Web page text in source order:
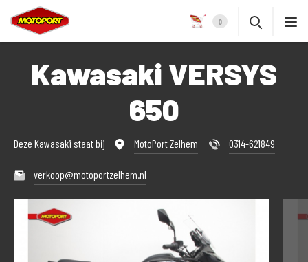
0
Kawasaki VERSYS
650
Deze Kawasaki staat bij MotoPort Zelhem 0314-621849
verkoop@motoportzelhem.nl